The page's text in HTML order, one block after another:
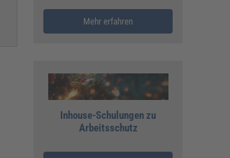
Mehr erfahren
Inhouse-Schulungen zu
Arbeitsschutz